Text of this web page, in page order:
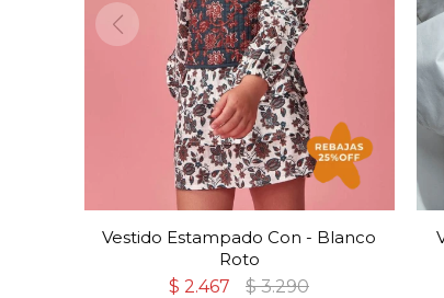
Vestido Estampado Con - Blanco
Roto
$ 2.467 $ 3.290